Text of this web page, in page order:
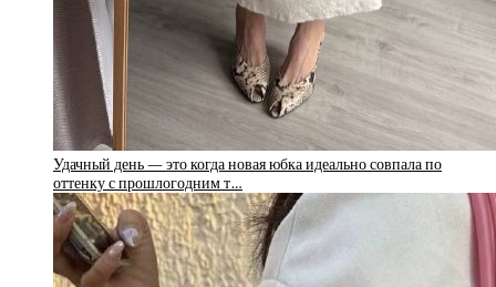
Удачный день — это когда новая юбка идеально совпала по
оттенку с прошлогодним т…